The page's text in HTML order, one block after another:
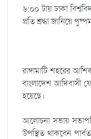
৬:০০ টায় ঢাকা
প্রতি শ্রদ্ধা জানিয়ে
রাঙ্গামাটি শহরের
বাংলাদেশ আদিবাসী
হয়েছে।
আলোচনা সভায়
উপস্থিত থাকবেন